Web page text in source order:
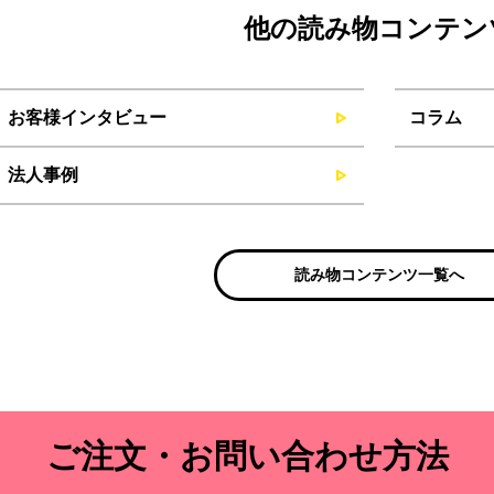
他の読み物コンテン
お客様インタビュー コラム
法人事例
読み物コンテンツ一覧へ
ご注文・お問い合わせ方法